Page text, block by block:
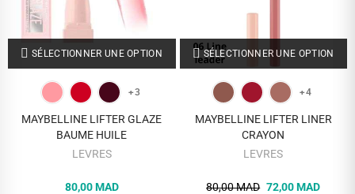
SÉLECTIONNER UNE OPTION
+3
MAYBELLINE LIFTER GLAZE
BAUME HUILE
LEVRES
80,00 MAD
SÉLECTIONNER UNE OPTION
+4
MAYBELLINE LIFTER LINER
CRAYON
LEVRES
80,00 MAD 72,00 MAD